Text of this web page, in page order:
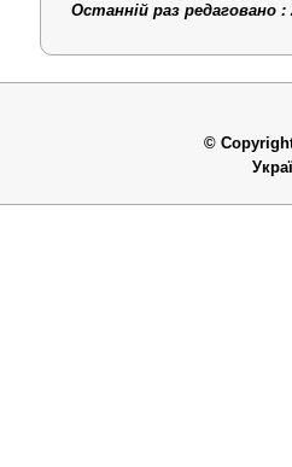
Останній раз редаговано :
©